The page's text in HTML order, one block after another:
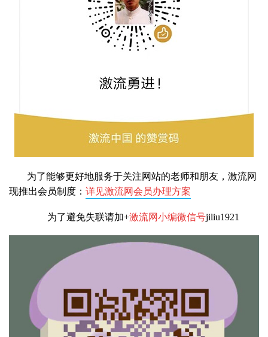
为了能够更好地服务于关注网站的老师和朋友，激流网
现推出会员制度： 详见激流网会员办理方案
为了避免失联请加+激流网小编微信号jiliu1921